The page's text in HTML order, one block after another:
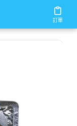
訂單
訂單